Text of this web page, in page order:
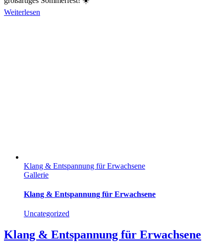
Weiterlesen
Klang & Entspannung für Erwachsene
Gallerie
Klang & Entspannung für Erwachsene
Uncategorized
Klang & Entspannung für Erwachsene